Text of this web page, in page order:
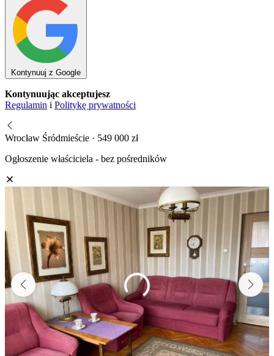
Kontynuuj z Google
Kontynuując akceptujesz
Regulamin i Politykę prywatności
Wrocław Śródmieście · 549 000 zł
Ogłoszenie właściciela - bez pośredników